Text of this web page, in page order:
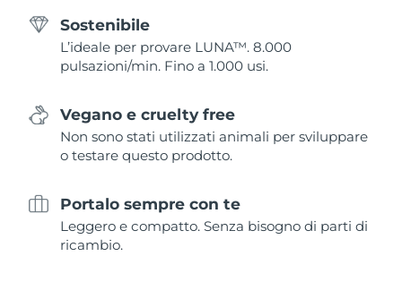
Sostenibile
L’ideale per provare LUNA™. 8.000
pulsazioni/min. Fino a 1.000 usi.
Vegano e cruelty free
Non sono stati utilizzati animali per sviluppare
o testare questo prodotto.
Portalo sempre con te
Leggero e compatto. Senza bisogno di parti di
ricambio.